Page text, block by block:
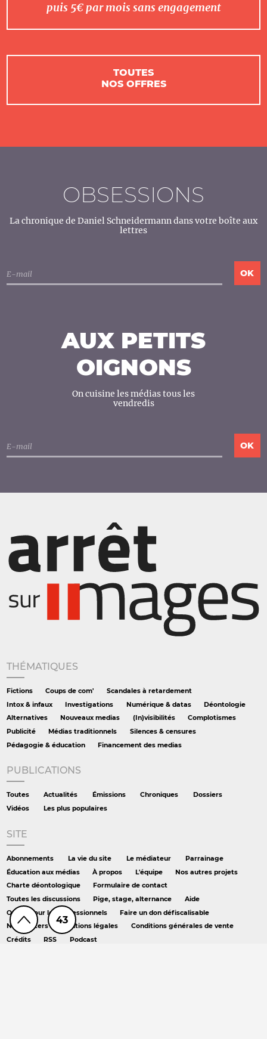
43
puis 5€ par mois sans engagement
TOUTES
NOS OFFRES
OBSESSIONS
La chronique de Daniel Schneidermann dans votre boîte aux
lettres
AUX PETITS
OIGNONS
On cuisine les médias tous les
vendredis
THÉMATIQUES
Fictions Coups de com'
Scandales à retardement
Intox & infaux
Investigations Numérique & datas
Déontologie
Alternatives
Nouveaux medias (In)visibilités
Complotismes
Publicité
Médias traditionnels
Silences & censures
Pédagogie & éducation
Financement des medias
PUBLICATIONS
Toutes Actualités Émissions Chroniques
Dossiers
Vidéos
Les plus populaires
SITE
Abonnements La vie du site Le médiateur
Parrainage
Éducation aux médias
À propos L'équipe
Nos autres projets
Charte déontologique
Formulaire de contact
Toutes les discussions
Pige, stage, alternance
Aide
Offres pour les professionnels
Faire un don défiscalisable
Newsletters
Mentions légales
Conditions générales de vente
Crédits
RSS Podcast